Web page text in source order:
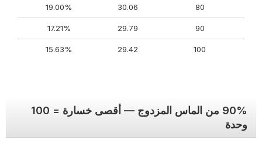
80
30.06
19.00%
90
29.79
17.21%
100
29.42
15.63%
90% من الماس المزدوج — أقصى خسارة = 100
وحدة